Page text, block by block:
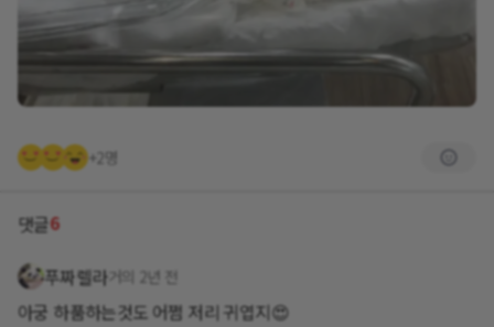
+2명
댓글6
푸짜렐라 거의 2년 전
아궁 하품하는것도 어쩜 저리 귀엽지😍